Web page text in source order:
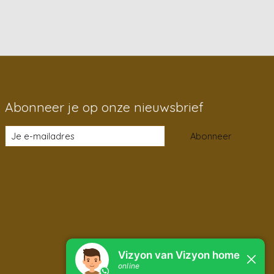
Abonneer je op onze nieuwsbrief
Abonneer